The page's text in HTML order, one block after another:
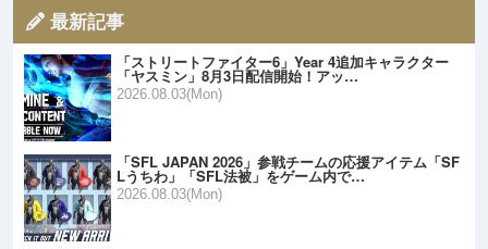
最新記事
「ストリートファイター6」Year 4追加キャラクター
「ヤスミン」8月3日配信開始！アッ…
2026.08.03(Mon)
「SFL JAPAN 2026」参戦チームの応援アイテム「SF
Lうちわ」「SFL法被」をゲーム内で…
2026.08.03(Mon)